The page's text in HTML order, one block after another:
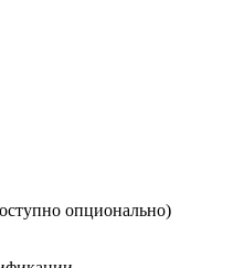
опционально)